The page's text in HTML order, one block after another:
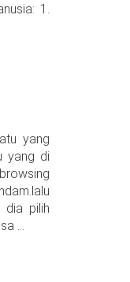
1.
yang
yang di
dia pilih
…